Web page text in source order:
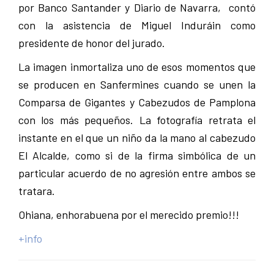
por Banco Santander y Diario de Navarra, contó
con la asistencia de Miguel Induráin como
presidente de honor del jurado.
La imagen inmortaliza uno de esos momentos que
se producen en Sanfermines cuando se unen la
Comparsa de Gigantes y Cabezudos de Pamplona
con los más pequeños. La fotografía retrata el
instante en el que un niño da la mano al cabezudo
El Alcalde, como si de la firma simbólica de un
particular acuerdo de no agresión entre ambos se
tratara.
Ohiana, enhorabuena por el merecido premio!!!
+info